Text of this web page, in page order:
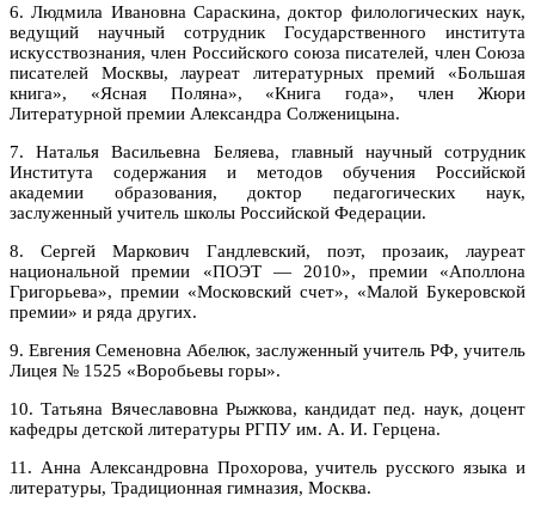
6. Людмила Ивановна Сараскина, доктор филологических наук,
ведущий научный сотрудник Государственного института
искусствознания, член Российского союза писателей, член Союза
писателей Москвы, лауреат литературных премий «Большая
книга», «Ясная Поляна», «Книга года», член Жюри
Литературной премии Александра Солженицына.
7. Наталья Васильевна Беляева, главный научный сотрудник
Института содержания и методов обучения Российской
академии образования, доктор педагогических наук,
заслуженный учитель школы Российской Федерации.
8. Сергей Маркович Гандлевский, поэт, прозаик, лауреат
национальной премии «ПОЭТ — 2010», премии «Аполлона
Григорьева», премии «Московский счет», «Малой Букеровской
премии» и ряда других.
9. Евгения Семеновна Абелюк, заслуженный учитель РФ, учитель
Лицея № 1525 «Воробьевы горы».
10. Татьяна Вячеславовна Рыжкова, кандидат пед. наук, доцент
кафедры детской литературы РГПУ им. А. И. Герцена.
11. Анна Александровна Прохорова, учитель русского языка и
литературы, Традиционная гимназия, Москва.